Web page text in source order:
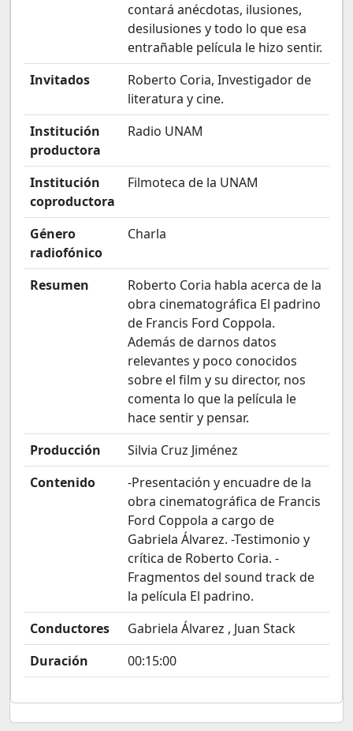
contará anécdotas, ilusiones,
desilusiones y todo lo que esa
entrañable película le hizo sentir.
Invitados
Roberto Coria, Investigador de
literatura y cine.
Institución
productora
Radio UNAM
Institución
coproductora
Filmoteca de la UNAM
Género
radiofónico
Charla
Resumen
Roberto Coria habla acerca de la
obra cinematográfica El padrino
de Francis Ford Coppola.
Además de darnos datos
relevantes y poco conocidos
sobre el film y su director, nos
comenta lo que la película le
hace sentir y pensar.
Producción
Silvia Cruz Jiménez
Contenido
-Presentación y encuadre de la
obra cinematográfica de Francis
Ford Coppola a cargo de
Gabriela Álvarez. -Testimonio y
crítica de Roberto Coria. -
Fragmentos del sound track de
la película El padrino.
Conductores
Gabriela Álvarez , Juan Stack
Duración
00:15:00